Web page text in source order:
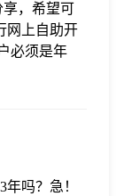
，希望可
网上自助开
必须是年
吗？急！